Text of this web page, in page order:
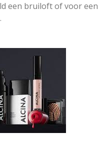
een bruiloft of voor een